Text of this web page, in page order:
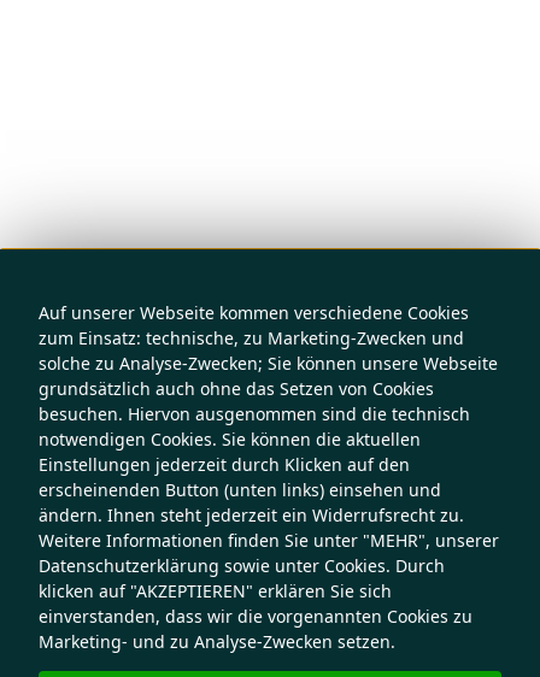
Auf unserer Webseite kommen verschiedene Cookies
zum Einsatz: technische, zu Marketing-Zwecken und
solche zu Analyse-Zwecken; Sie können unsere Webseite
grundsätzlich auch ohne das Setzen von Cookies
besuchen. Hiervon ausgenommen sind die technisch
notwendigen Cookies. Sie können die aktuellen
Einstellungen jederzeit durch Klicken auf den
erscheinenden Button (unten links) einsehen und
ändern. Ihnen steht jederzeit ein Widerrufsrecht zu.
Weitere Informationen finden Sie unter "MEHR", unserer
Datenschutzerklärung sowie unter Cookies. Durch
klicken auf "AKZEPTIEREN" erklären Sie sich
einverstanden, dass wir die vorgenannten Cookies zu
Marketing- und zu Analyse-Zwecken setzen.